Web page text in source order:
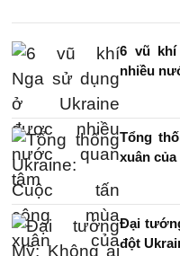
6 vũ
nhiều
Tổng
xuân của
Đại
đột